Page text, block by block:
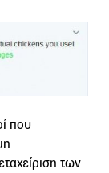
που
των